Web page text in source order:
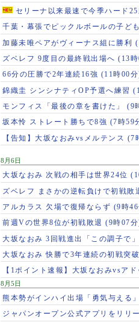
セリーナ以来最速で今季ハード25
千葉・幕張でピックルボールの子ど
加藤未唯ペアがヴィーナス組に勝利
ズベレフ 9度目の最終戦出場へ (13
66分の圧勝で2年連続16強 (11時00
錦織圭 シンシナティOP予選へ練習
モンフィス「最後の章を書けた」 (9
坂本怜 ストレート勝ちで8強 (7時59
【告知】大坂なおみvsメルテンス (7
8月6日
大坂なおみ 次戦の相手は世界24位
ズベレフ まさかの逆転負けで初戦敗
アルカラス 欠場で復帰ならず (9時
前週Vの世界8位が初戦敗退 (9時07
大坂なおみ 3回戦進出「この調子で」
大坂なおみ 快勝で3年連続の初戦突破
【1ポイント速報】大坂なおみvsア
8月5日
熊本勢がインハイ出場「勇気与える」
ジャパンオープン公式アプリをリリ